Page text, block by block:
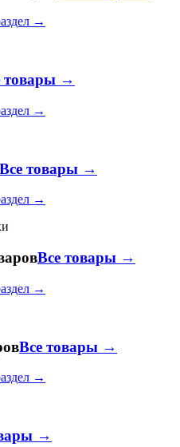
→
товары →
→
Все товары →
→
Все товары →
→
Все товары →
→
→